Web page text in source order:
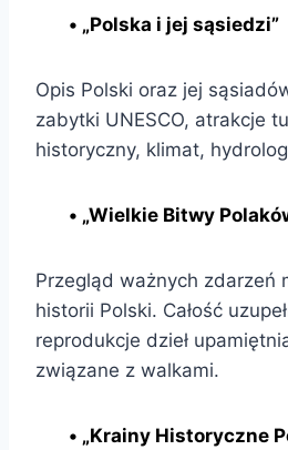
• „Polska i jej sąsiedzi”
Opis Polski oraz jej
zabytki UNESCO, atrakcje
historyczny, klimat,
• „Wielkie Bitwy
Przegląd ważnych zdarzeń
historii Polski. Całość
reprodukcje dzieł
związane z walkami.
• „Krainy Historyczne